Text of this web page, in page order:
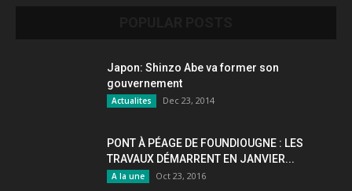
Japon: Shinzo Abe va former son
gouvernement
Actualites Dec 23, 2014
PONT À PÉAGE DE FOUNDIOUGNE : LES
TRAVAUX DÉMARRENT EN JANVIER...
A la une Oct 23, 2016